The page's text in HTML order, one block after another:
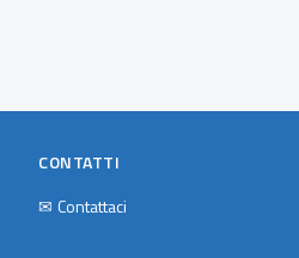
CONTATTI
✉ Contattaci